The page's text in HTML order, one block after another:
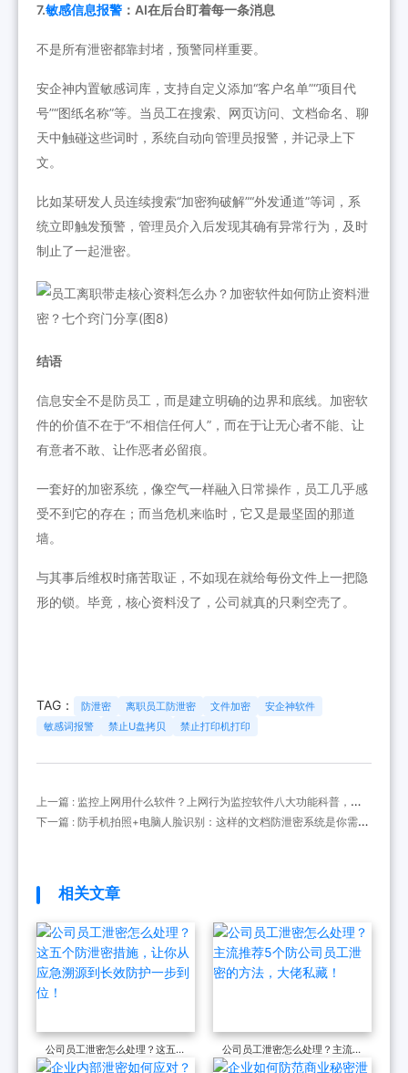
7.敏感信息报警 ：AI在后台盯着每一条消息
不是所有泄密都靠封堵，预警同样重要。
安企神内置敏感词库，支持自定义添加“客户名单”“项目代
号”“图纸名称”等。当员工在搜索、网页访问、文档命名、聊
天中触碰这些词时，系统自动向管理员报警，并记录上下
文。
比如某研发人员连续搜索“加密狗破解”“外发通道”等词，系
统立即触发预警，管理员介入后发现其确有异常行为，及时
制止了一起泄密。
结语
信息安全不是防员工，而是建立明确的边界和底线。加密软
件的价值不在于“不相信任何人”，而在于让无心者不能、让
有意者不敢、让作恶者必留痕。
一套好的加密系统，像空气一样融入日常操作，员工几乎感
受不到它的存在；而当危机来临时，它又是最坚固的那道
墙。
与其事后维权时痛苦取证，不如现在就给每份文件上一把隐
形的锁。毕竟，核心资料没了，公司就真的只剩空壳了。
TAG： 防泄密 离职员工防泄密 文件加密
安企神软件
敏感词报警
禁止U盘拷贝 禁止打印机打印
上一篇 : 监控上网用什么软件？上网行为监控软件八大功能科普，防
摸鱼利器
下一篇 : 防手机拍照+电脑人脸识别：这样的文档防泄密系统是你需要
相关文章
公司员工泄密怎么处理？这五个
防泄密措施，让你从应急溯源到
公司员工泄密怎么处理？主流推
荐5个防公司员工泄密的方法，